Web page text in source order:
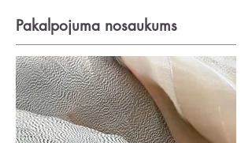
Pakalpojuma nosaukums